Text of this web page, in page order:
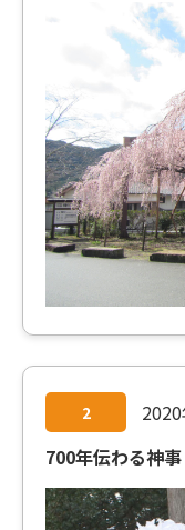
2
700年伝わる神